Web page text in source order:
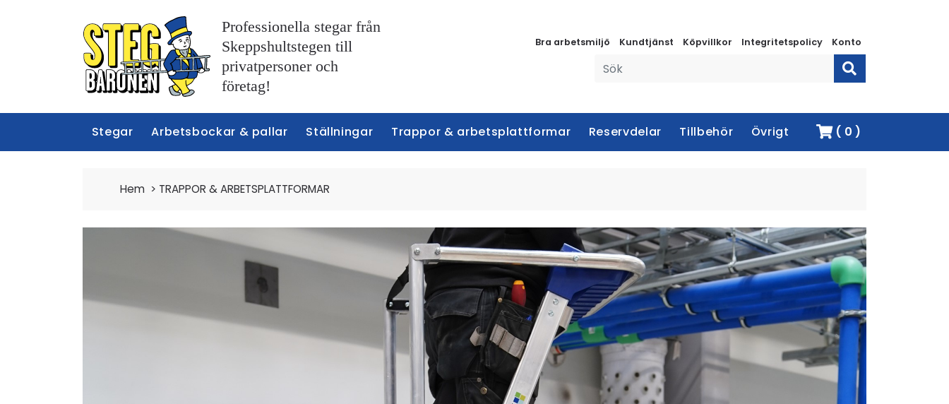
Professionella stegar från
Skeppshultstegen till
privatpersoner och
företag!
Bra arbetsmiljö Kundtjänst Köpvillkor Integritetspolicy Konto
Stegar Arbetsbockar & pallar Ställningar Trappor & arbetsplattformar Reservdelar Tillbehör Övrigt ( 0 )
Hem > TRAPPOR & ARBETSPLATTFORMAR